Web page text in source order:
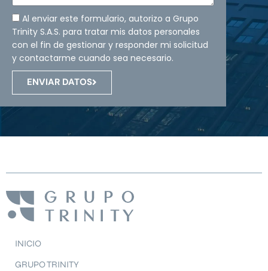
Al enviar este formulario, autorizo a Grupo
Trinity S.A.S. para tratar mis datos personales
con el fin de gestionar y responder mi solicitud
y contactarme cuando sea necesario.
ENVIAR DATOS
INICIO
GRUPO TRINITY